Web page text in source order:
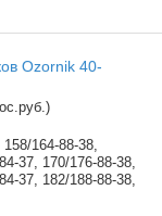
Ozornik 40-
164-88-38,
37, 170/176-88-38,
37, 182/188-88-38,